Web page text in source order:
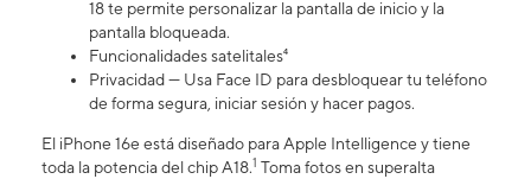
18 te permite personalizar la pantalla de inicio y la
pantalla bloqueada.
Funcionalidades satelitales⁴
Privacidad — Usa Face ID para desbloquear tu teléfono
de forma segura, iniciar sesión y hacer pagos.
El iPhone 16e está diseñado para Apple Intelligence y tiene
toda la potencia del chip A18.1 Toma fotos en superalta